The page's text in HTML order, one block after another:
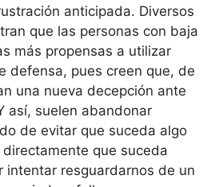
anticipada. Diversos
que las personas con baja
más propensas a utilizar
defensa, pues creen que, de
una nueva decepción ante
así, suelen abandonar
de evitar que suceda algo
que suceda
intentar resguardarnos de un